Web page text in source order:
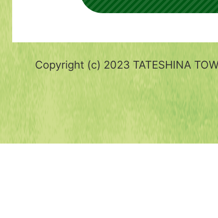
Copyright (c) 2023 TATESHINA